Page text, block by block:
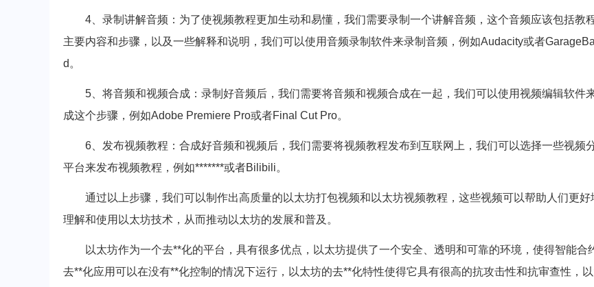
4、录制讲解音频：为了使视频教程更加生动和易懂，我们需要录制一个讲解音频，这个音频应该包括教
主要内容和步骤，以及一些解释和说明，我们可以使用音频录制软件来录制音频，例如Audacity或者
d。
5、将音频和视频合成：录制好音频后，我们需要将音频和视频合成在一起，我们可以使用视频编辑软件
成这个步骤，例如Adobe Premiere Pro或者Final Cut Pro。
6、发布视频教程：合成好音频和视频后，我们需要将视频教程发布到互联网上，我们可以选择一些视频
平台来发布视频教程，例如*******或者Bilibili。
通过以上步骤，我们可以制作出高质量的以太坊打包视频和以太坊视频教程，这些视频可以帮助人们更好
理解和使用以太坊技术，从而推动以太坊的发展和普及。
以太坊作为一个去**化的平台，具有很多优点，以太坊提供了一个安全、透明和可靠的环境，使得智能合
去**化应用可以在没有**化控制的情况下运行，以太坊的去**化特性使得它具有很高的抗攻击性和抗审查性，